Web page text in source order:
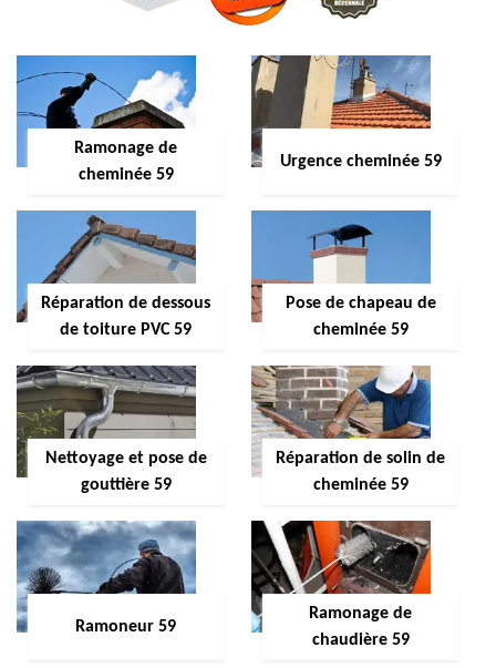
Ramonage de
cheminée 59
Urgence cheminée 59
Réparation de dessous
de toiture PVC 59
Pose de chapeau de
cheminée 59
Nettoyage et pose de
gouttière 59
Réparation de solin de
cheminée 59
Ramoneur 59
Ramonage de
chaudière 59